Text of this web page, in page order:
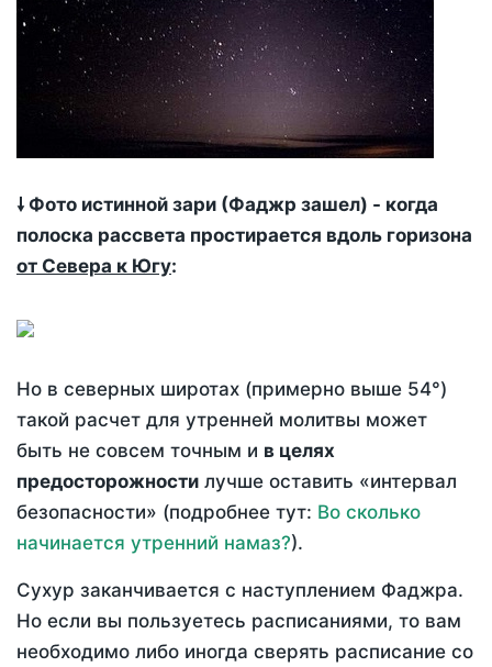
🠗 Фото истинной зари (Фаджр зашел) - когда
полоска рассвета простирается вдоль горизона
от Севера к Югу:
Но в северных широтах (примерно выше 54°)
такой расчет для утренней молитвы может
быть не совсем точным и в целях
предосторожности лучше оставить «интервал
безопасности» (подробнее тут: Во сколько
начинается утренний намаз?).
Сухур заканчивается с наступлением Фаджра.
Но если вы пользуетесь расписаниями, то вам
необходимо либо иногда сверять расписание со